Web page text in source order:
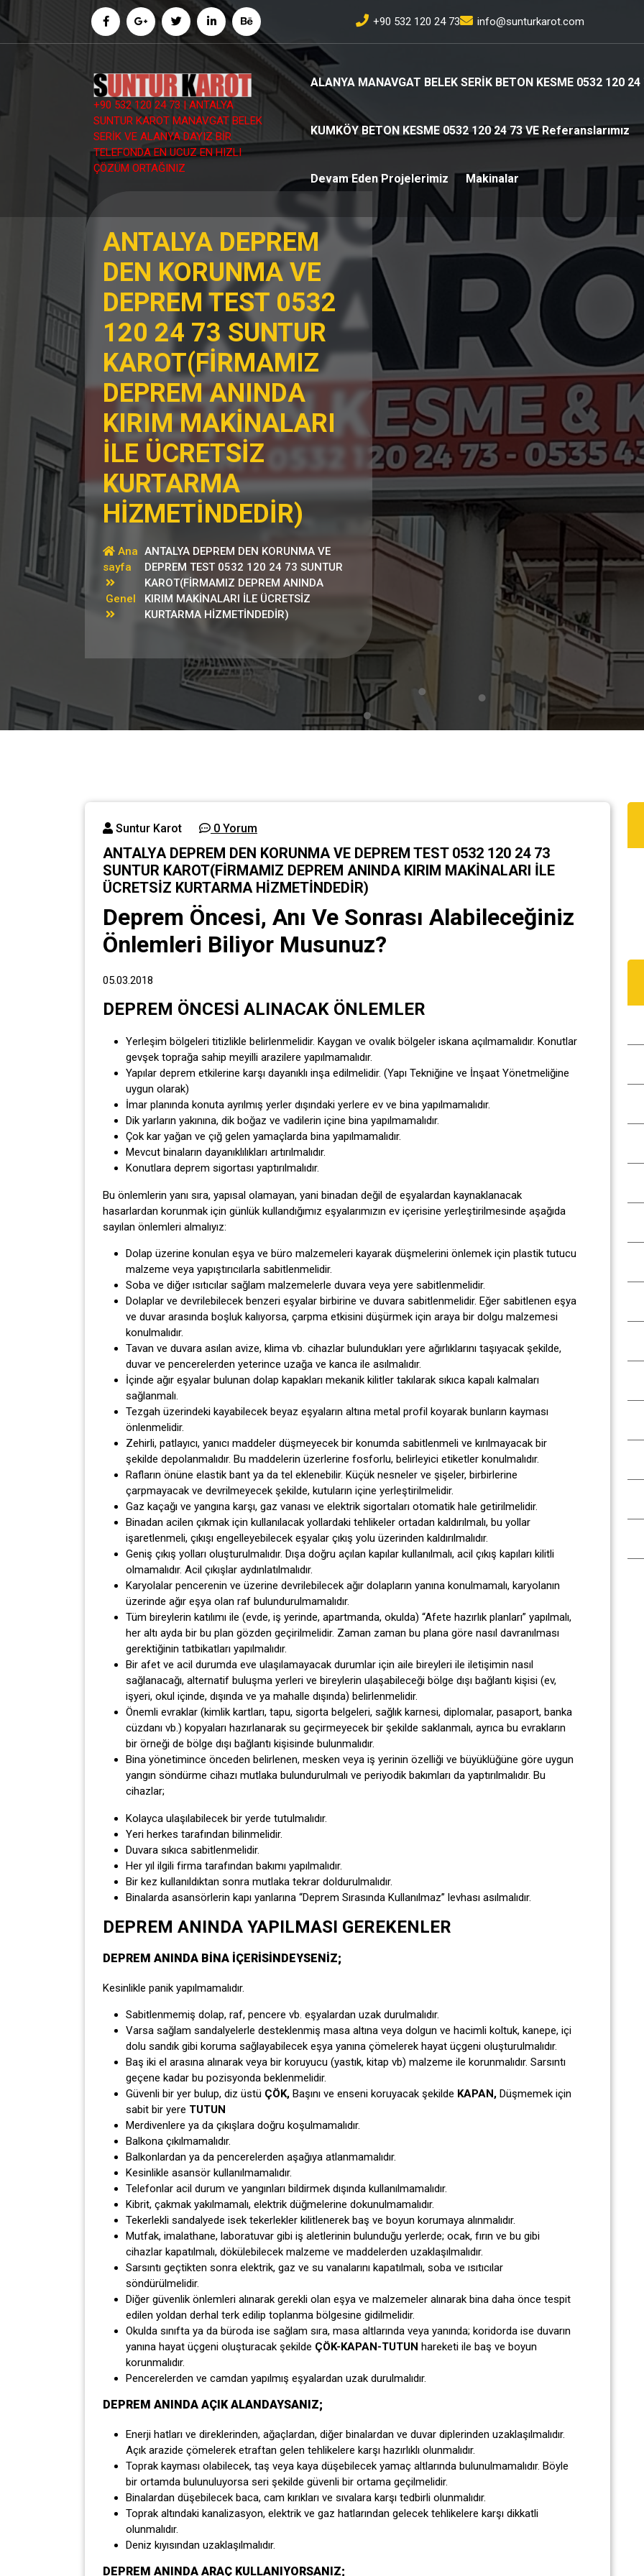
geç
+90 532 120 24 73 info@sunturkarot.com
+90 532 120 24 73 | ANTALYA
SUNTUR KAROT MANAVGAT BELEK
SERİK VE ALANYA DAYIZ BİR
TELEFONDA EN UCUZ EN HIZLI
ÇÖZÜM ORTAĞINIZ
ALANYA MANAVGAT BELEK SERİK BETON KESME 0532 120 24
KUMKÖY BETON KESME 0532 120 24 73 VE Referanslarımız
Devam Eden Projelerimiz Makinalar
ANTALYA DEPREM
DEN KORUNMA VE
DEPREM TEST 0532
120 24 73 SUNTUR
KAROT(FİRMAMIZ
DEPREM ANINDA
KIRIM MAKİNALARI
İLE ÜCRETSİZ
KURTARMA
HİZMETİNDEDİR)
Ana
sayfa
Genel
ANTALYA DEPREM DEN KORUNMA VE
DEPREM TEST 0532 120 24 73 SUNTUR
KAROT(FİRMAMIZ DEPREM ANINDA
KIRIM MAKİNALARI İLE ÜCRETSİZ
KURTARMA HİZMETİNDEDİR)
Suntur Karot 0 Yorum
ANTALYA DEPREM DEN KORUNMA VE DEPREM TEST 0532 120 24 73
SUNTUR KAROT(FİRMAMIZ DEPREM ANINDA KIRIM MAKİNALARI İLE
ÜCRETSİZ KURTARMA HİZMETİNDEDİR)
Deprem Öncesi, Anı Ve Sonrası Alabileceğiniz
Önlemleri Biliyor Musunuz?
05.03.2018
DEPREM ÖNCESİ ALINACAK ÖNLEMLER
Yerleşim bölgeleri titizlikle belirlenmelidir. Kaygan ve ovalık bölgeler iskana açılmamalıdır. Konutlar
gevşek toprağa sahip meyilli arazilere yapılmamalıdır.
Yapılar deprem etkilerine karşı dayanıklı inşa edilmelidir. (Yapı Tekniğine ve İnşaat Yönetmeliğine
uygun olarak)
İmar planında konuta ayrılmış yerler dışındaki yerlere ev ve bina yapılmamalıdır.
Dik yarların yakınına, dik boğaz ve vadilerin içine bina yapılmamalıdır.
Çok kar yağan ve çığ gelen yamaçlarda bina yapılmamalıdır.
Mevcut binaların dayanıklılıkları artırılmalıdır.
Konutlara deprem sigortası yaptırılmalıdır.
Bu önlemlerin yanı sıra, yapısal olamayan, yani binadan değil de eşyalardan kaynaklanacak
hasarlardan korunmak için günlük kullandığımız eşyalarımızın ev içerisine yerleştirilmesinde aşağıda
sayılan önlemleri almalıyız:
Dolap üzerine konulan eşya ve büro malzemeleri kayarak düşmelerini önlemek için plastik tutucu
malzeme veya yapıştırıcılarla sabitlenmelidir.
Soba ve diğer ısıtıcılar sağlam malzemelerle duvara veya yere sabitlenmelidir.
Dolaplar ve devrilebilecek benzeri eşyalar birbirine ve duvara sabitlenmelidir. Eğer sabitlenen eşya
ve duvar arasında boşluk kalıyorsa, çarpma etkisini düşürmek için araya bir dolgu malzemesi
konulmalıdır.
Tavan ve duvara asılan avize, klima vb. cihazlar bulundukları yere ağırlıklarını taşıyacak şekilde,
duvar ve pencerelerden yeterince uzağa ve kanca ile asılmalıdır.
İçinde ağır eşyalar bulunan dolap kapakları mekanik kilitler takılarak sıkıca kapalı kalmaları
sağlanmalı.
Tezgah üzerindeki kayabilecek beyaz eşyaların altına metal profil koyarak bunların kayması
önlenmelidir.
Zehirli, patlayıcı, yanıcı maddeler düşmeyecek bir konumda sabitlenmeli ve kırılmayacak bir
şekilde depolanmalıdır. Bu maddelerin üzerlerine fosforlu, belirleyici etiketler konulmalıdır.
Rafların önüne elastik bant ya da tel eklenebilir. Küçük nesneler ve şişeler, birbirlerine
çarpmayacak ve devrilmeyecek şekilde, kutuların içine yerleştirilmelidir.
Gaz kaçağı ve yangına karşı, gaz vanası ve elektrik sigortaları otomatik hale getirilmelidir.
Binadan acilen çıkmak için kullanılacak yollardaki tehlikeler ortadan kaldırılmalı, bu yollar
işaretlenmeli, çıkışı engelleyebilecek eşyalar çıkış yolu üzerinden kaldırılmalıdır.
Geniş çıkış yolları oluşturulmalıdır. Dışa doğru açılan kapılar kullanılmalı, acil çıkış kapıları kilitli
olmamalıdır. Acil çıkışlar aydınlatılmalıdır.
Karyolalar pencerenin ve üzerine devrilebilecek ağır dolapların yanına konulmamalı, karyolanın
üzerinde ağır eşya olan raf bulundurulmamalıdır.
Tüm bireylerin katılımı ile (evde, iş yerinde, apartmanda, okulda) “Afete hazırlık planları” yapılmalı,
her altı ayda bir bu plan gözden geçirilmelidir. Zaman zaman bu plana göre nasıl davranılması
gerektiğinin tatbikatları yapılmalıdır.
Bir afet ve acil durumda eve ulaşılamayacak durumlar için aile bireyleri ile iletişimin nasıl
sağlanacağı, alternatif buluşma yerleri ve bireylerin ulaşabileceği bölge dışı bağlantı kişisi (ev,
işyeri, okul içinde, dışında ve ya mahalle dışında) belirlenmelidir.
Önemli evraklar (kimlik kartları, tapu, sigorta belgeleri, sağlık karnesi, diplomalar, pasaport, banka
cüzdanı vb.) kopyaları hazırlanarak su geçirmeyecek bir şekilde saklanmalı, ayrıca bu evrakların
bir örneği de bölge dışı bağlantı kişisinde bulunmalıdır.
Bina yönetimince önceden belirlenen, mesken veya iş yerinin özelliği ve büyüklüğüne göre uygun
yangın söndürme cihazı mutlaka bulundurulmalı ve periyodik bakımları da yaptırılmalıdır. Bu
cihazlar;
Kolayca ulaşılabilecek bir yerde tutulmalıdır.
Yeri herkes tarafından bilinmelidir.
Duvara sıkıca sabitlenmelidir.
Her yıl ilgili firma tarafından bakımı yapılmalıdır.
Bir kez kullanıldıktan sonra mutlaka tekrar doldurulmalıdır.
Binalarda asansörlerin kapı yanlarına “Deprem Sırasında Kullanılmaz” levhası asılmalıdır.
DEPREM ANINDA YAPILMASI GEREKENLER
DEPREM ANINDA BİNA İÇERİSİNDEYSENİZ;
Kesinlikle panik yapılmamalıdır.
Sabitlenmemiş dolap, raf, pencere vb. eşyalardan uzak durulmalıdır.
Varsa sağlam sandalyelerle desteklenmiş masa altına veya dolgun ve hacimli koltuk, kanepe, içi
dolu sandık gibi koruma sağlayabilecek eşya yanına çömelerek hayat üçgeni oluşturulmalıdır.
Baş iki el arasına alınarak veya bir koruyucu (yastık, kitap vb) malzeme ile korunmalıdır. Sarsıntı
geçene kadar bu pozisyonda beklenmelidir.
Güvenli bir yer bulup, diz üstü ÇÖK, Başını ve enseni koruyacak şekilde KAPAN, Düşmemek için
sabit bir yere TUTUN
Merdivenlere ya da çıkışlara doğru koşulmamalıdır.
Balkona çıkılmamalıdır.
Balkonlardan ya da pencerelerden aşağıya atlanmamalıdır.
Kesinlikle asansör kullanılmamalıdır.
Telefonlar acil durum ve yangınları bildirmek dışında kullanılmamalıdır.
Kibrit, çakmak yakılmamalı, elektrik düğmelerine dokunulmamalıdır.
Tekerlekli sandalyede isek tekerlekler kilitlenerek baş ve boyun korumaya alınmalıdır.
Mutfak, imalathane, laboratuvar gibi iş aletlerinin bulunduğu yerlerde; ocak, fırın ve bu gibi
cihazlar kapatılmalı, dökülebilecek malzeme ve maddelerden uzaklaşılmalıdır.
Sarsıntı geçtikten sonra elektrik, gaz ve su vanalarını kapatılmalı, soba ve ısıtıcılar
söndürülmelidir.
Diğer güvenlik önlemleri alınarak gerekli olan eşya ve malzemeler alınarak bina daha önce tespit
edilen yoldan derhal terk edilip toplanma bölgesine gidilmelidir.
Okulda sınıfta ya da büroda ise sağlam sıra, masa altlarında veya yanında; koridorda ise duvarın
yanına hayat üçgeni oluşturacak şekilde ÇÖK-KAPAN-TUTUN hareketi ile baş ve boyun
korunmalıdır.
Pencerelerden ve camdan yapılmış eşyalardan uzak durulmalıdır.
DEPREM ANINDA AÇIK ALANDAYSANIZ;
Enerji hatları ve direklerinden, ağaçlardan, diğer binalardan ve duvar diplerinden uzaklaşılmalıdır.
Açık arazide çömelerek etraftan gelen tehlikelere karşı hazırlıklı olunmalıdır.
Toprak kayması olabilecek, taş veya kaya düşebilecek yamaç altlarında bulunulmamalıdır. Böyle
bir ortamda bulunuluyorsa seri şekilde güvenli bir ortama geçilmelidir.
Binalardan düşebilecek baca, cam kırıkları ve sıvalara karşı tedbirli olunmalıdır.
Toprak altındaki kanalizasyon, elektrik ve gaz hatlarından gelecek tehlikelere karşı dikkatli
olunmalıdır.
Deniz kıyısından uzaklaşılmalıdır.
DEPREM ANINDA ARAÇ KULLANIYORSANIZ;